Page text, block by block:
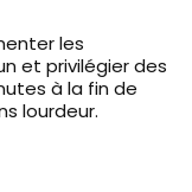
les
et privilégier des
à la fin de
lourdeur.